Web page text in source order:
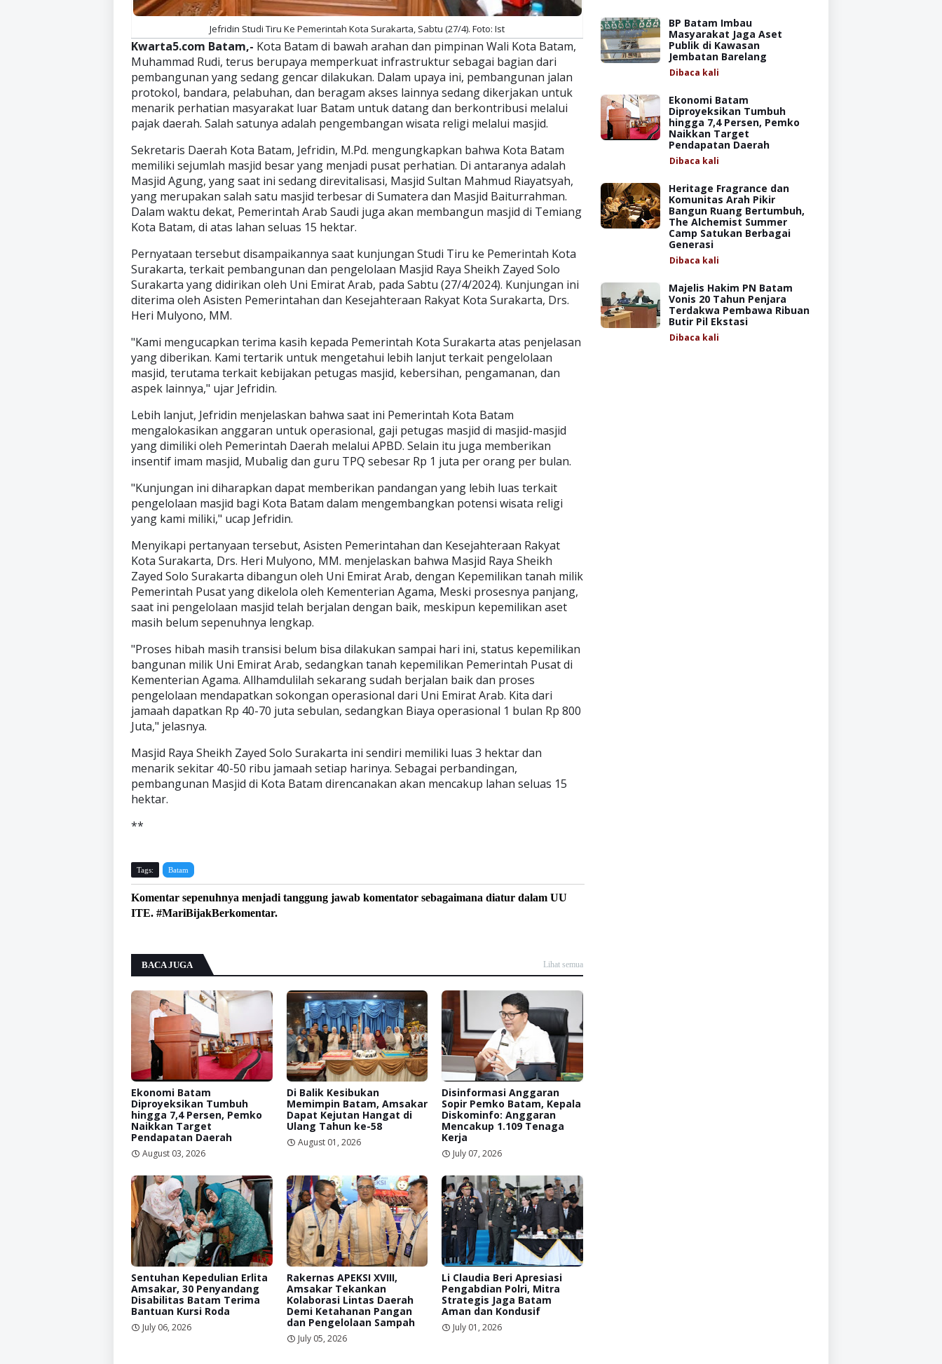
Jefridin Studi Tiru Ke Pemerintah Kota Surakarta, Sabtu (27/4). Foto: Ist
Kwarta5.com Batam,- Kota Batam di bawah arahan dan pimpinan Wali Kota Batam,
Muhammad Rudi, terus berupaya memperkuat infrastruktur sebagai bagian dari
pembangunan yang sedang gencar dilakukan. Dalam upaya ini, pembangunan jalan
protokol, bandara, pelabuhan, dan beragam akses lainnya sedang dikerjakan untuk
menarik perhatian masyarakat luar Batam untuk datang dan berkontribusi melalui
pajak daerah. Salah satunya adalah pengembangan wisata religi melalui masjid.
Sekretaris Daerah Kota Batam, Jefridin, M.Pd. mengungkapkan bahwa Kota Batam
memiliki sejumlah masjid besar yang menjadi pusat perhatian. Di antaranya adalah
Masjid Agung, yang saat ini sedang direvitalisasi, Masjid Sultan Mahmud Riayatsyah,
yang merupakan salah satu masjid terbesar di Sumatera dan Masjid Baiturrahman.
Dalam waktu dekat, Pemerintah Arab Saudi juga akan membangun masjid di Temiang
Kota Batam, di atas lahan seluas 15 hektar.
Pernyataan tersebut disampaikannya saat kunjungan Studi Tiru ke Pemerintah Kota
Surakarta, terkait pembangunan dan pengelolaan Masjid Raya Sheikh Zayed Solo
Surakarta yang didirikan oleh Uni Emirat Arab, pada Sabtu (27/4/2024). Kunjungan ini
diterima oleh Asisten Pemerintahan dan Kesejahteraan Rakyat Kota Surakarta, Drs.
Heri Mulyono, MM.
"Kami mengucapkan terima kasih kepada Pemerintah Kota Surakarta atas penjelasan
yang diberikan. Kami tertarik untuk mengetahui lebih lanjut terkait pengelolaan
masjid, terutama terkait kebijakan petugas masjid, kebersihan, pengamanan, dan
aspek lainnya," ujar Jefridin.
Lebih lanjut, Jefridin menjelaskan bahwa saat ini Pemerintah Kota Batam
mengalokasikan anggaran untuk operasional, gaji petugas masjid di masjid-masjid
yang dimiliki oleh Pemerintah Daerah melalui APBD. Selain itu juga memberikan
insentif imam masjid, Mubalig dan guru TPQ sebesar Rp 1 juta per orang per bulan.
"Kunjungan ini diharapkan dapat memberikan pandangan yang lebih luas terkait
pengelolaan masjid bagi Kota Batam dalam mengembangkan potensi wisata religi
yang kami miliki," ucap Jefridin.
Menyikapi pertanyaan tersebut, Asisten Pemerintahan dan Kesejahteraan Rakyat
Kota Surakarta, Drs. Heri Mulyono, MM. menjelaskan bahwa Masjid Raya Sheikh
Zayed Solo Surakarta dibangun oleh Uni Emirat Arab, dengan Kepemilikan tanah milik
Pemerintah Pusat yang dikelola oleh Kementerian Agama, Meski prosesnya panjang,
saat ini pengelolaan masjid telah berjalan dengan baik, meskipun kepemilikan aset
masih belum sepenuhnya lengkap.
"Proses hibah masih transisi belum bisa dilakukan sampai hari ini, status kepemilikan
bangunan milik Uni Emirat Arab, sedangkan tanah kepemilikan Pemerintah Pusat di
Kementerian Agama. Allhamdulilah sekarang sudah berjalan baik dan proses
pengelolaan mendapatkan sokongan operasional dari Uni Emirat Arab. Kita dari
jamaah dapatkan Rp 40-70 juta sebulan, sedangkan Biaya operasional 1 bulan Rp 800
Juta," jelasnya.
Masjid Raya Sheikh Zayed Solo Surakarta ini sendiri memiliki luas 3 hektar dan
menarik sekitar 40-50 ribu jamaah setiap harinya. Sebagai perbandingan,
pembangunan Masjid di Kota Batam direncanakan akan mencakup lahan seluas 15
hektar.
**
Tags: Batam
Komentar sepenuhnya menjadi tanggung jawab komentator sebagaimana diatur dalam UU
ITE. #MariBijakBerkomentar.
BACA JUGA Lihat semua
Ekonomi Batam
Diproyeksikan Tumbuh
hingga 7,4 Persen, Pemko
Naikkan Target
Pendapatan Daerah
August 03, 2026
Di Balik Kesibukan
Memimpin Batam, Amsakar
Dapat Kejutan Hangat di
Ulang Tahun ke-58
August 01, 2026
Disinformasi Anggaran
Sopir Pemko Batam, Kepala
Diskominfo: Anggaran
Mencakup 1.109 Tenaga
Kerja
July 07, 2026
Sentuhan Kepedulian Erlita
Amsakar, 30 Penyandang
Disabilitas Batam Terima
Bantuan Kursi Roda
July 06, 2026
Rakernas APEKSI XVIII,
Amsakar Tekankan
Kolaborasi Lintas Daerah
Demi Ketahanan Pangan
dan Pengelolaan Sampah
July 05, 2026
Li Claudia Beri Apresiasi
Pengabdian Polri, Mitra
Strategis Jaga Batam
Aman dan Kondusif
July 01, 2026
BP Batam Imbau
Masyarakat Jaga Aset
Publik di Kawasan
Jembatan Barelang
Dibaca kali
Ekonomi Batam
Diproyeksikan Tumbuh
hingga 7,4 Persen, Pemko
Naikkan Target
Pendapatan Daerah
Dibaca kali
Heritage Fragrance dan
Komunitas Arah Pikir
Bangun Ruang Bertumbuh,
The Alchemist Summer
Camp Satukan Berbagai
Generasi
Dibaca kali
Majelis Hakim PN Batam
Vonis 20 Tahun Penjara
Terdakwa Pembawa Ribuan
Butir Pil Ekstasi
Dibaca kali